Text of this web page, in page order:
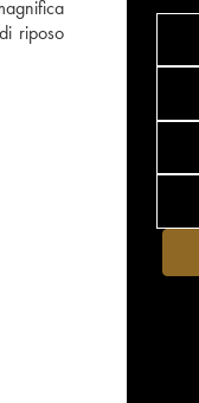
riposo